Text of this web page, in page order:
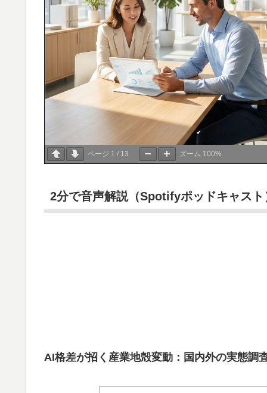
ページ 1 / 13 ズーム 100%
2分で音声解説（Spotifyポッドキャスト
AI格差が招く産業地殻変動：国内外の実態調